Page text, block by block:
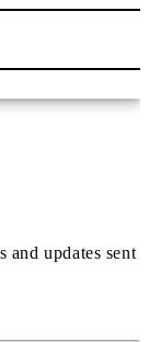
and updates sent